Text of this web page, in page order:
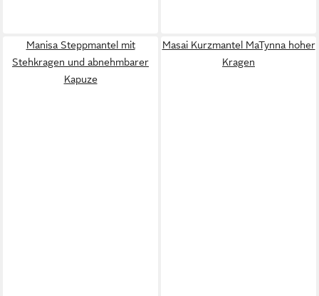
Manisa Steppmantel mit
Stehkragen und abnehmbarer
Kapuze
Masai Kurzmantel MaTynna hoher
Kragen